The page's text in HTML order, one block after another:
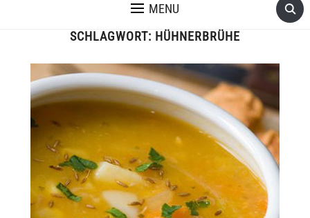
MENU
SCHLAGWORT: HÜHNERBRÜHE